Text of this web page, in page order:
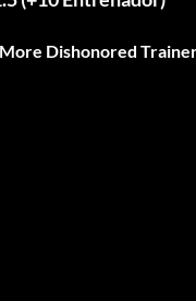
More Dishonored